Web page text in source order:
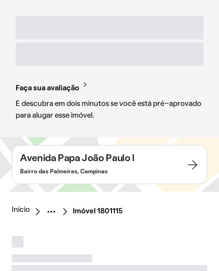
Faça sua avaliação
E descubra em dois minutos se você está pré-aprovado
para alugar esse imóvel.
Avenida Papa João Paulo I
Bairro das Palmeiras, Campinas
Início Imóvel 1801115